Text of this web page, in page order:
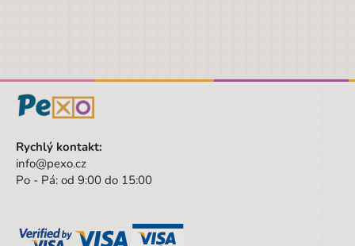
Druh
A5
Výška
Šířka obalu
Výška obalu
Věk do
Rychlý kontakt:
info@pexo.cz
Po - Pá: od 9:00 do 15:00